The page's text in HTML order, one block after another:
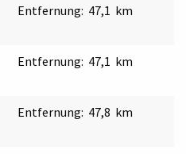
Entfernung: 47,1 km
Entfernung: 47,1 km
Entfernung: 47,8 km